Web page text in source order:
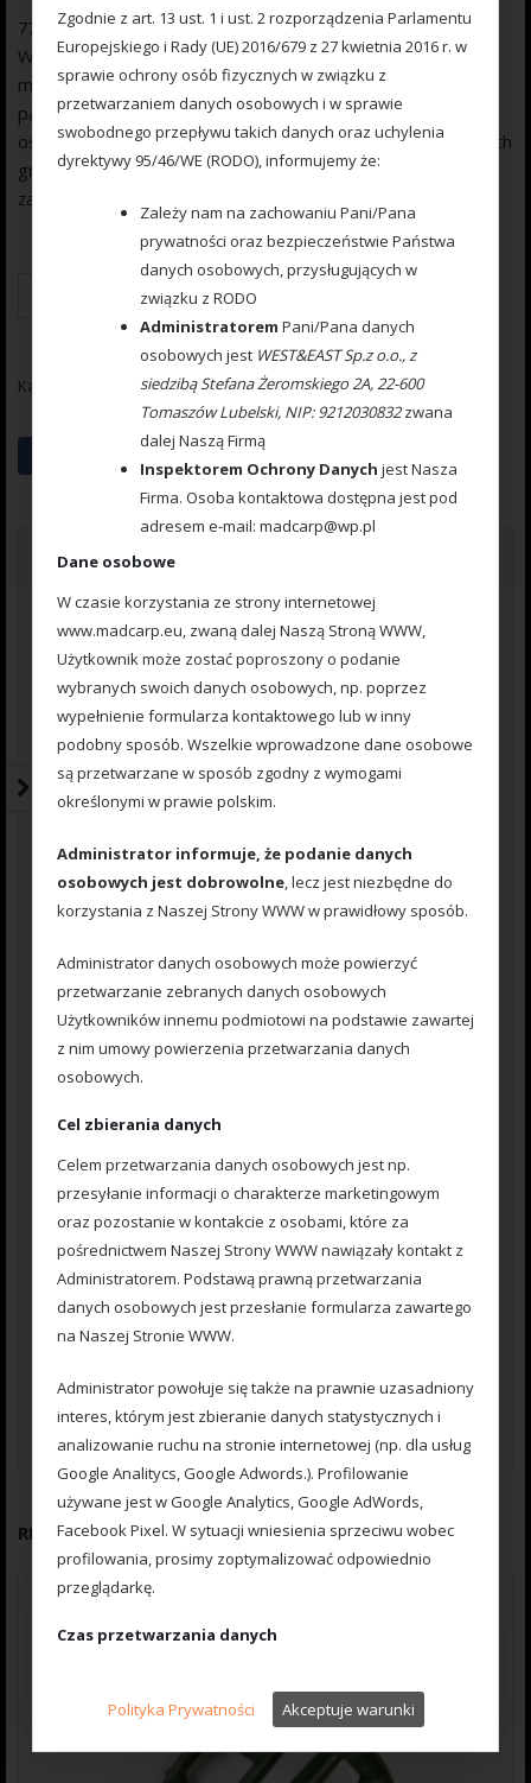
777 000 067 Koszyczek Method Feeder № 3 45g
Wykonany z najlepszej jakości materiałów ( poliwęglan, ołów
malowany proszkową farbą ) produkt spełni wszystkie
państwa oczekiwania. Aerodynamiczny kształt ułatwia
osiąganie dalekich i celnych rzutów. Koszyki dostępne w trzech
gramaturach 25, 35, 45, 60, 80 gr. Doskonale utrzymuje
zanętę i przynętę podczas zarzucania zestawu.
Dodaj do koszyka
Kategorie: Method Feeder,Podajniki
Opinie (0)
Opinie
Na razie nie ma opinii o produkcie.
Napisz pierwszą opinię o „Koszyczek
Your Rating
Your Review*
Nazwa*
E-mail*
wypełnić dane podczas pisania kolejnych komentarzy.
RELATED PRODUCTS
Zgodnie z art. 13 ust. 1 i ust. 2 rozporządzenia Parlamentu
Europejskiego i Rady (UE) 2016/679 z 27 kwietnia 2016 r. w
sprawie ochrony osób fizycznych w związku z
przetwarzaniem danych osobowych i w sprawie
swobodnego przepływu takich danych oraz uchylenia
dyrektywy 95/46/WE (RODO), informujemy że:
Zależy nam na zachowaniu Pani/Pana
prywatności oraz bezpieczeństwie Państwa
danych osobowych, przysługujących w
związku z RODO
Administratorem Pani/Pana danych
osobowych jest WEST&EAST Sp.z o.o., z
siedzibą Stefana Żeromskiego 2A, 22-600
Tomaszów Lubelski, NIP: 9212030832zwana
dalej Naszą Firmą
Inspektorem Ochrony Danych jest Nasza
Firma. Osoba kontaktowa dostępna jest pod
adresem e-mail: madcarp@wp.pl
Dane osobowe
W czasie korzystania ze strony internetowej
www.madcarp.eu, zwaną dalej Naszą Stroną WWW,
Użytkownik może zostać poproszony o podanie
wybranych swoich danych osobowych, np. poprzez
wypełnienie formularza kontaktowego lub w inny
podobny sposób. Wszelkie wprowadzone dane osobowe
są przetwarzane w sposób zgodny z wymogami
określonymi w prawie polskim.
Administrator informuje, że podanie danych
osobowych jest dobrowolne, lecz jest niezbędne do
korzystania z Naszej Strony WWW w prawidłowy sposób.
Administrator danych osobowych może powierzyć
przetwarzanie zebranych danych osobowych
Użytkowników innemu podmiotowi na podstawie zawartej
z nim umowy powierzenia przetwarzania danych
osobowych.
Cel zbierania danych
Celem przetwarzania danych osobowych jest np.
przesyłanie informacji o charakterze marketingowym
oraz pozostanie w kontakcie z osobami, które za
pośrednictwem Naszej Strony WWW nawiązały kontakt z
Administratorem. Podstawą prawną przetwarzania
danych osobowych jest przesłanie formularza zawartego
na Naszej Stronie WWW.
Administrator powołuje się także na prawnie uzasadniony
interes, którym jest zbieranie danych statystycznych i
analizowanie ruchu na stronie internetowej (np. dla usług
Google Analitycs, Google Adwords.). Profilowanie
używane jest w Google Analytics, Google AdWords,
Facebook Pixel. W sytuacji wniesienia sprzeciwu wobec
profilowania, prosimy zoptymalizować odpowiednio
przeglądarkę.
Czas przetwarzania danych
okres funkcjonowania działalności gospodarczej Naszej
Polityka Prywatności Akceptuje warunki